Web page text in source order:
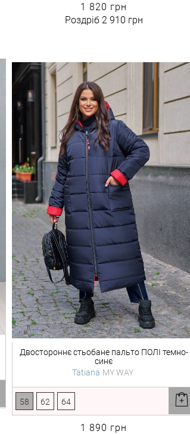
1 820 грн
Роздріб 2 910 грн
Двостороннє стьобане пальто ПОЛІ темно-
синє
Tatiana MY WAY
58 62 64
1 890 грн